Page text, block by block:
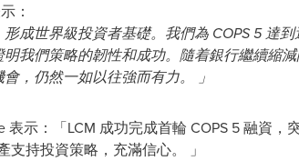
：
形成世界級投資者基礎。我們為 COPS 5 達
我們策略的韌性和成功。隨着銀行繼續縮
，仍然一如以往強而有力。 」
表示：「LCM 成功完成首輪 COPS 5 融資
持投資策略，充滿信心。 」